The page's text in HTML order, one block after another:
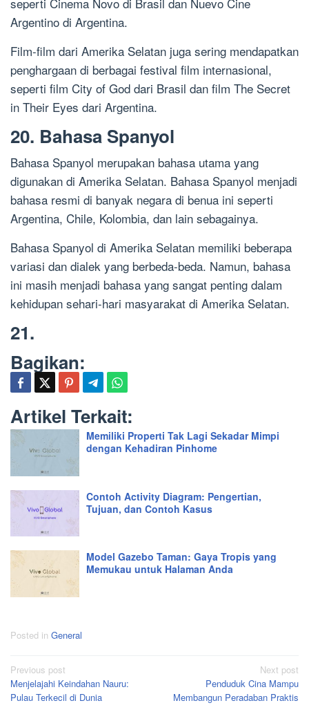
Argentino di Argentina.
Film-film dari Amerika Selatan juga sering mendapatkan
penghargaan di berbagai festival film internasional,
seperti film City of God dari Brasil dan film The Secret
in Their Eyes dari Argentina.
20. Bahasa Spanyol
Bahasa Spanyol merupakan bahasa utama yang
digunakan di Amerika Selatan. Bahasa Spanyol menjadi
bahasa resmi di banyak negara di benua ini seperti
Argentina, Chile, Kolombia, dan lain sebagainya.
Bahasa Spanyol di Amerika Selatan memiliki beberapa
variasi dan dialek yang berbeda-beda. Namun, bahasa
ini masih menjadi bahasa yang sangat penting dalam
kehidupan sehari-hari masyarakat di Amerika Selatan.
21.
Bagikan:
Artikel Terkait:
Memiliki Properti Tak Lagi Sekadar Mimpi
dengan Kehadiran Pinhome
Contoh Activity Diagram: Pengertian,
Tujuan, dan Contoh Kasus
Model Gazebo Taman: Gaya Tropis yang
Memukau untuk Halaman Anda
Posted in General
Post
navigation
Previous post
Menjelajahi Keindahan Nauru:
Pulau Terkecil di Dunia
Next post
Penduduk Cina Mampu
Membangun Peradaban Praktis